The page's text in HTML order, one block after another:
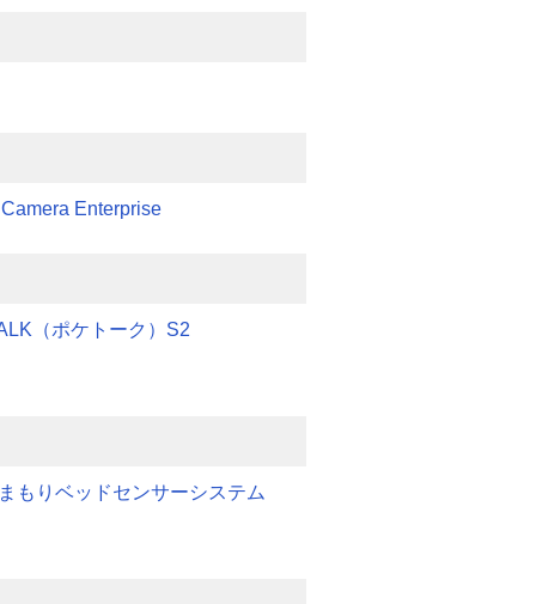
Enterprise
（ポケトーク）S2
もりベッドセンサーシステム